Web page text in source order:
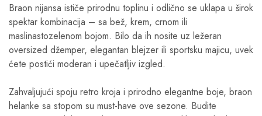
Braon nijansa ističe prirodnu toplinu i odlično se uklapa u širok
spektar kombinacija – sa bež, krem, crnom ili
maslinastozelenom bojom. Bilo da ih nosite uz ležeran
oversized džemper, elegantan blejzer ili sportsku majicu, uvek
ćete postići moderan i upečatljiv izgled.
Zahvaljujući spoju retro kroja i prirodno elegantne boje, braon
helanke sa stopom su must-have ove sezone. Budite